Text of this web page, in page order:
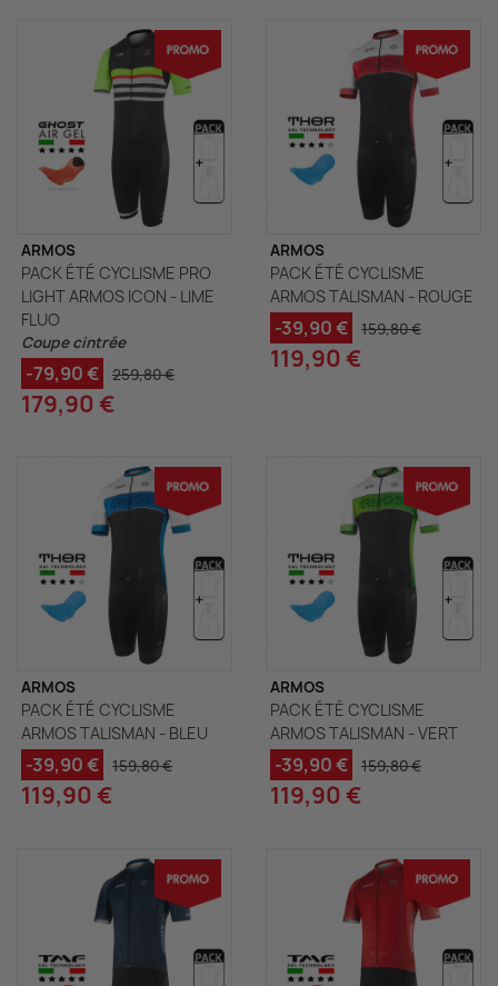
ARMOS
PACK ÉTÉ CYCLISME PRO
LIGHT ARMOS ICON - LIME
FLUO
Coupe cintrée
-79,90 € 259,80 €
179,90 €
ARMOS
PACK ÉTÉ CYCLISME
ARMOS TALISMAN - ROUGE
-39,90 € 159,80 €
119,90 €
ARMOS
PACK ÉTÉ CYCLISME
ARMOS TALISMAN - BLEU
-39,90 € 159,80 €
119,90 €
ARMOS
PACK ÉTÉ CYCLISME
ARMOS TALISMAN - VERT
-39,90 € 159,80 €
119,90 €